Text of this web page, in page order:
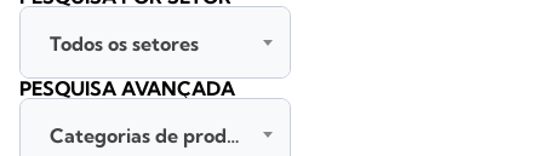
Todos os setores
PESQUISA AVANÇADA
Categorias de produtos